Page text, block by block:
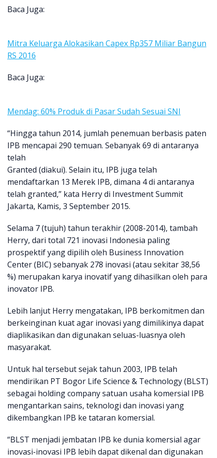
Baca Juga:
Mitra Keluarga Alokasikan Capex Rp357 Miliar Bangun
RS 2016
Baca Juga:
Mendag: 60% Produk di Pasar Sudah Sesuai SNI
“Hingga tahun 2014, jumlah penemuan berbasis paten
IPB mencapai 290 temuan. Sebanyak 69 di antaranya
telah
Granted (diakui). Selain itu, IPB juga telah
mendaftarkan 13 Merek IPB, dimana 4 di antaranya
telah granted,” kata Herry di Investment Summit
Jakarta, Kamis, 3 September 2015.
Selama 7 (tujuh) tahun terakhir (2008-2014), tambah
Herry, dari total 721 inovasi Indonesia paling
prospektif yang dipilih oleh Business Innovation
Center (BIC) sebanyak 278 inovasi (atau sekitar 38,56
%) merupakan karya inovatif yang dihasilkan oleh para
inovator IPB.
Lebih lanjut Herry mengatakan, IPB berkomitmen dan
berkeinginan kuat agar inovasi yang dimilikinya dapat
diaplikasikan dan digunakan seluas-luasnya oleh
masyarakat.
Untuk hal tersebut sejak tahun 2003, IPB telah
mendirikan PT Bogor Life Science & Technology (BLST)
sebagai holding company satuan usaha komersial IPB
mengantarkan sains, teknologi dan inovasi yang
dikembangkan IPB ke tataran komersial.
“BLST menjadi jembatan IPB ke dunia komersial agar
inovasi-inovasi IPB lebih dapat dikenal dan digunakan